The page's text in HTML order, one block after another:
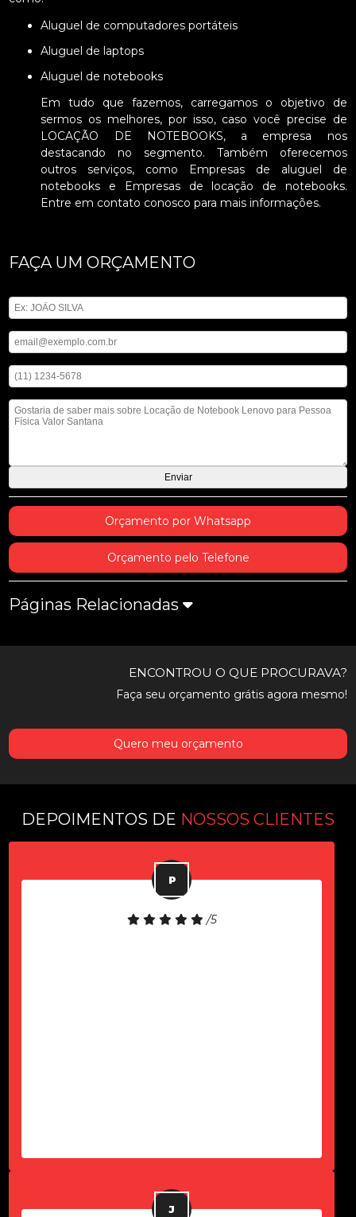
Aluguel de computadores portáteis
Aluguel de laptops
Aluguel de notebooks
Em tudo que fazemos, carregamos o objetivo de
sermos os melhores, por isso, caso você precise de
LOCAÇÃO DE NOTEBOOKS, a empresa nos
destacando no segmento. Também oferecemos
outros serviços, como Empresas de aluguel de
notebooks e Empresas de locação de notebooks.
Entre em contato conosco para mais informações.
FAÇA UM ORÇAMENTO
Orçamento por Whatsapp
Orçamento pelo Telefone
Páginas Relacionadas
ENCONTROU O QUE PROCURAVA?
Faça seu orçamento grátis agora mesmo!
Quero meu orçamento
DEPOIMENTOS DE NOSSOS CLIENTES
/5